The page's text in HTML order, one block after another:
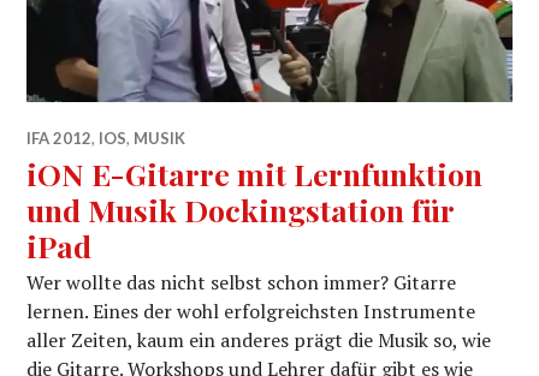
IFA 2012, IOS, MUSIK
iON E-Gitarre mit Lernfunktion
und Musik Dockingstation für
iPad
Wer wollte das nicht selbst schon immer? Gitarre
lernen. Eines der wohl erfolgreichsten Instrumente
aller Zeiten, kaum ein anderes prägt die Musik so, wie
die Gitarre. Workshops und Lehrer dafür gibt es wie